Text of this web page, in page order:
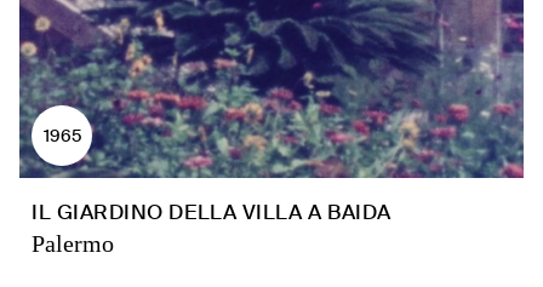
1965
IL GIARDINO DELLA VILLA A BAIDA
Palermo